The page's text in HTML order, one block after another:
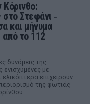
στο Στεφάνι ‑
και μήνυμα
το 112
δυνάμεις της
ενισχυμένες με
επιχειρούν
της φωτιάς